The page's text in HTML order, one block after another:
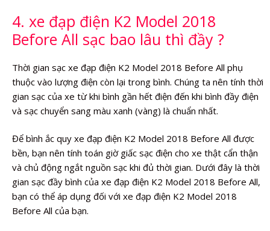
4. xe đạp điện K2 Model 2018
Before All sạc bao lâu thì đầy ?
Thời gian sạc xe đạp điện K2 Model 2018 Before All phụ
thuộc vào lượng điện còn lại trong bình. Chúng ta nên tính thời
gian sạc của xe từ khi bình gần hết điện đến khi bình đầy điện
và sạc chuyển sang màu xanh (vàng) là chuẩn nhất.
Để bình ắc quy xe đạp điện K2 Model 2018 Before All được
bền, bạn nên tính toán giờ giấc sạc điện cho xe thật cẩn thận
và chủ động ngắt nguồn sạc khi đủ thời gian. Dưới đây là thời
gian sạc đầy bình của xe đạp điện K2 Model 2018 Before All,
bạn có thể áp dụng đối với xe đạp điện K2 Model 2018
Before All của bạn.